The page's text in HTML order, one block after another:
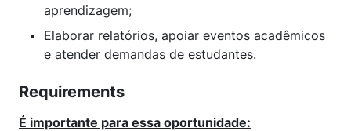
aprendizagem;
Elaborar relatórios, apoiar eventos acadêmicos
e atender demandas de estudantes.
Requirements
É importante para essa oportunidade: